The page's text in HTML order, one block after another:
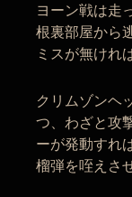
ヨーン戦は走
根裏部屋から
ミスが無けれ
クリムゾンヘ
つ、わざと攻
ーが発動すれ
榴弾を咥えさ